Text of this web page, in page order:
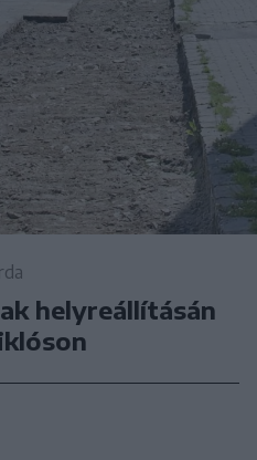
helyreállításán